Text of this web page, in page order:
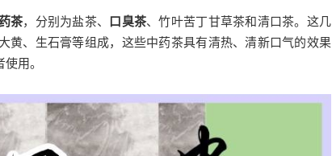
茶，分别为盐茶、 口臭茶、竹叶苦丁甘草茶和清口茶。这几
黄、生石膏等组成，这些中药茶具有清热、清新口气的效果
用。